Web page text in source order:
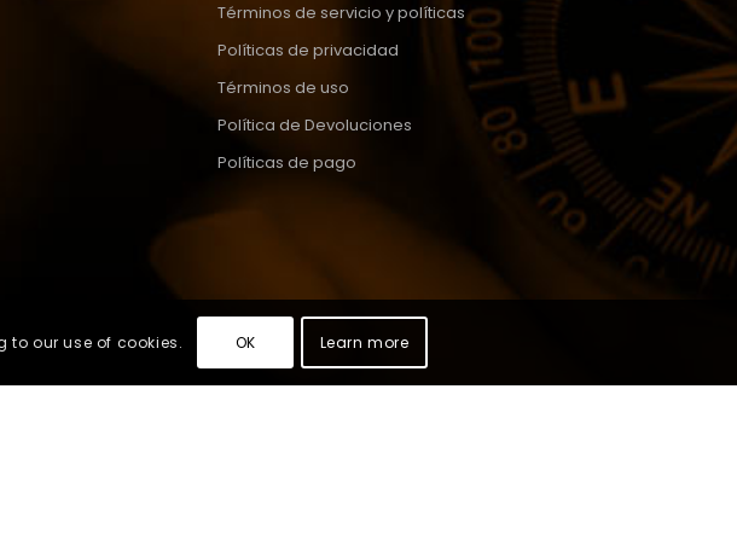
Términos de servicio y políticas
Políticas de privacidad
Términos de uso
Política de Devoluciones
Políticas de pago
to our use of cookies. OK Learn more